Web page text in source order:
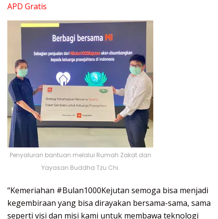
APD Gratis
Penyaluran bantuan melalui Rumah Zakat dan
Yayasan Buddha Tzu Chi.
“Kemeriahan #Bulan1000Kejutan semoga bisa menjadi
kegembiraan yang bisa dirayakan bersama-sama, sama
seperti visi dan misi kami untuk membawa teknologi